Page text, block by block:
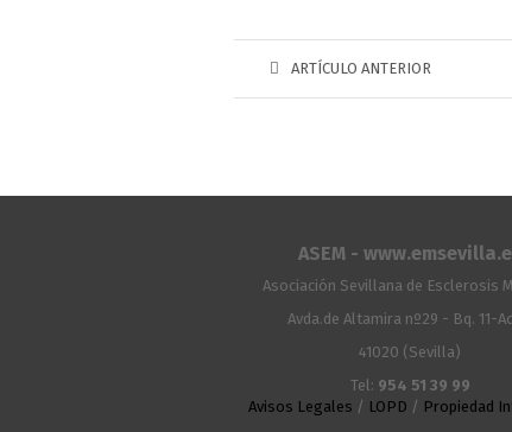
ARTÍCULO ANTERIOR
ASEM -
Asociación Sevillana de Esclerosis
Avda.de Altamira nº29 - Bq. 11-
41020 (Sevilla)
Tel: 954 51 39 99
Avisos Legales / LOPD / Propiedad